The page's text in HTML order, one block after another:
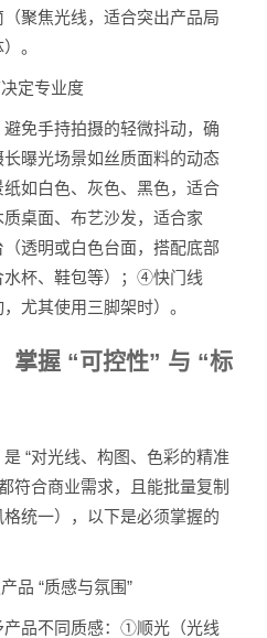
聚焦光线，适合突出产品局
。
定专业度
手持拍摄的轻微抖动，确
曝光场景如丝质面料的动态
如白色、灰色、黑色，适合
桌面、布艺沙发，适合家
透明或白色台面，搭配底部
水杯、鞋包等）；④快门线
尤其使用三脚架时）。
掌握 “可控性” 与 “标
“对光线、构图、色彩的精准
合商业需求，且能批量复制
格统一），以下是必须掌握的
“质感与氛围”
品不同质感：①顺光（光线